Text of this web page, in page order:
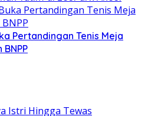
Pertandingan Tenis Meja